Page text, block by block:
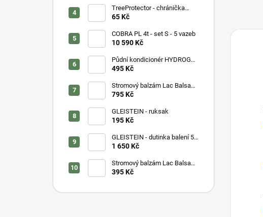
TreeProtector - chránička
zelená
65 Kč
COBRA PL 4t - set S - 5 vazeb
10 590 Kč
Půdní kondicionér HYDROGEL
- vážený
495 Kč
Stromový balzám Lac Balsam
- kyblík
795 Kč
GLEISTEIN - ruksak
195 Kč
GLEISTEIN - dutinka balení 50
m
1 650 Kč
Stromový balzám Lac Balsam
- tuba
395 Kč